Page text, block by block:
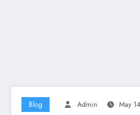
Blog Admin May